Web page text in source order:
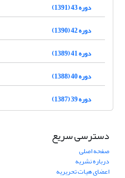
دوره 43 (1391)
دوره 42 (1390)
دوره 41 (1389)
دوره 40 (1388)
دوره 39 (1387)
دسترسی سریع
صفحه اصلی
درباره نشریه
اعضای هیات تحریریه